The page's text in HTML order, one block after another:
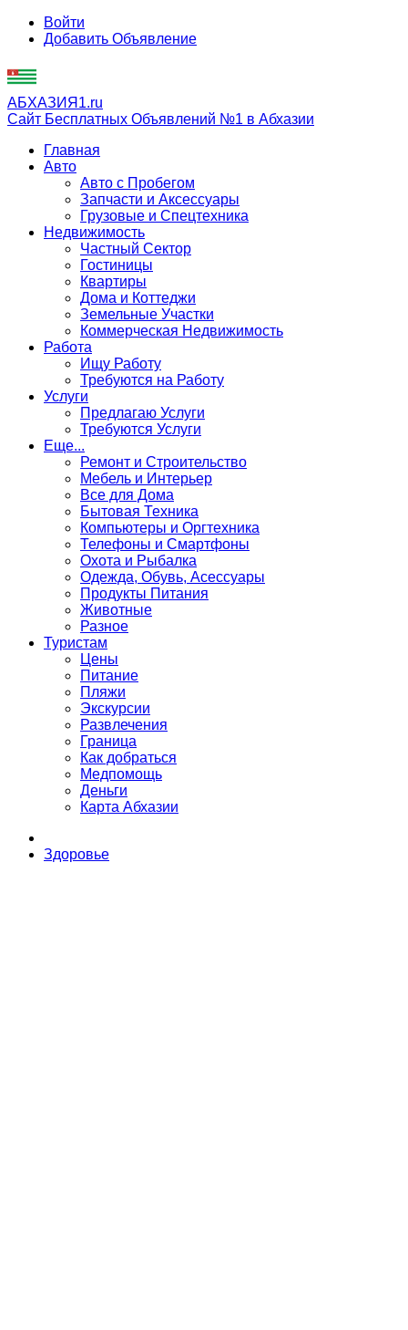
Войти
Добавить Объявление
АБХАЗИЯ1.ru
Сайт Бесплатных Объявлений №1 в Абхазии
Главная
Авто
Авто с Пробегом
Запчасти и Аксессуары
Грузовые и Спецтехника
Недвижимость
Частный Сектор
Гостиницы
Квартиры
Дома и Коттеджи
Земельные Участки
Коммерческая Недвижимость
Работа
Ищу Работу
Требуются на Работу
Услуги
Предлагаю Услуги
Требуются Услуги
Еще...
Ремонт и Строительство
Мебель и Интерьер
Все для Дома
Бытовая Техника
Компьютеры и Оргтехника
Телефоны и Смартфоны
Охота и Рыбалка
Одежда, Обувь, Асессуары
Продукты Питания
Животные
Разное
Туристам
Цены
Питание
Пляжи
Экскурсии
Развлечения
Граница
Как добраться
Медпомощь
Деньги
Карта Абхазии
Здоровье